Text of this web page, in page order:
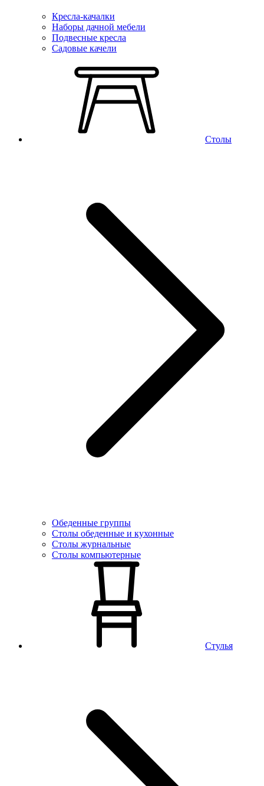
Кресла-качалки
Наборы дачной мебели
Подвесные кресла
Садовые качели
Столы
Обеденные группы
Столы обеденные и кухонные
Столы журнальные
Столы компьютерные
Стулья